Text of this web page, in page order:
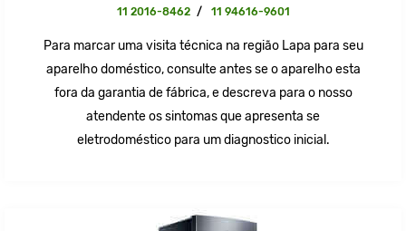
11 2016-8462 / 11 94616-9601
Para marcar uma visita técnica na região Lapa para seu
aparelho doméstico, consulte antes se o aparelho esta
fora da garantia de fábrica, e descreva para o nosso
atendente os sintomas que apresenta se
eletrodoméstico para um diagnostico inicial.